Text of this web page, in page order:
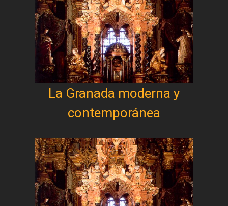
La Granada moderna y
contemporánea